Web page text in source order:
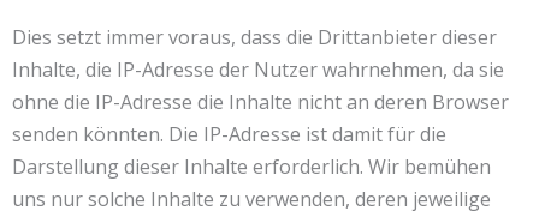
Dies setzt immer voraus, dass die Drittanbieter dieser
Inhalte, die IP-Adresse der Nutzer wahrnehmen, da sie
ohne die IP-Adresse die Inhalte nicht an deren Browser
senden könnten. Die IP-Adresse ist damit für die
Darstellung dieser Inhalte erforderlich. Wir bemühen
uns nur solche Inhalte zu verwenden, deren jeweilige